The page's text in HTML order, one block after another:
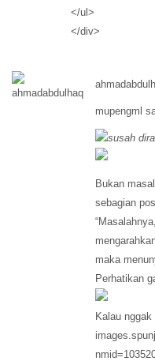
</ul>
</div>
mupengml
susah
Bukan
sebagian
maka
Perhatikan
Kalau